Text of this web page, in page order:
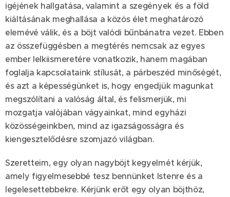
igéjének hallgatása, valamint a szegények és a föld
kiáltásának meghallása a közös élet meghatározó
elemévé válik, és a böjt valódi bűnbánatra vezet. Ebben
az összefüggésben a megtérés nemcsak az egyes
ember lelkiismeretére vonatkozik, hanem magában
foglalja kapcsolataink stílusát, a párbeszéd minőségét,
és azt a képességünket is, hogy engedjük magunkat
megszólítani a valóság által, és felismerjük, mi
mozgatja valójában vágyainkat, mind egyházi
közösségeinkben, mind az igazságosságra és
kiengesztelődésre szomjazó világban.
Szeretteim, egy olyan nagyböjt kegyelmét kérjük,
amely figyelmesebbé tesz bennünket Istenre és a
legelesettebbekre. Kérjünk erőt egy olyan böjthöz,